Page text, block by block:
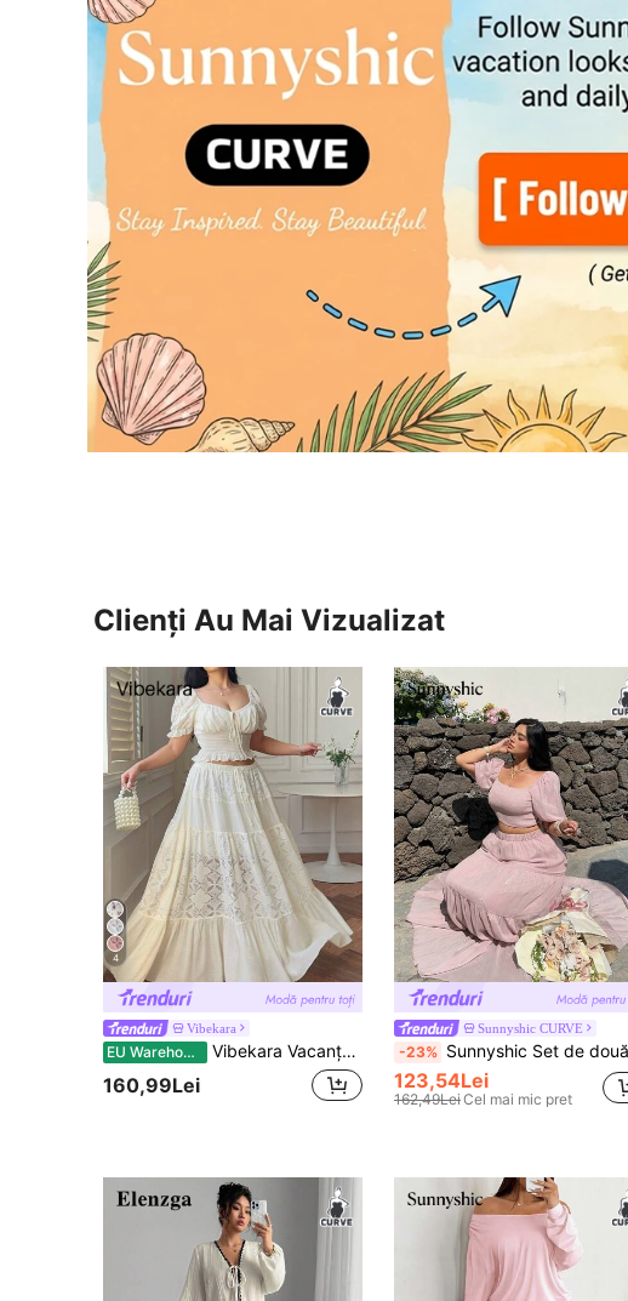
Clienți Au Mai Vizualizat
4
Vibekara
EU Warehouse Vibekara Vacanță, Dezbrăcat, Ținută de vară pentru femei, Dulce, cu umeri dezbrăcați, Top cu talie înaltă, linie A, culoare solidă, material texturat, dantelă, set două piese, Elegant de vară, Petrecere, Seară, Cămașă și fustă din dantelă franceză de lux de înaltă calitate, Set două piese, Banchet elegant la modă nouă, Elegant, Zi de naștere
160,99Lei
Sunnyshic CURVE
-23% Sunnyshic Set de două piese, mărime plus, dantelă aurie, primăvară/vară
123,54Lei
162,49LeiCel mai mic pret